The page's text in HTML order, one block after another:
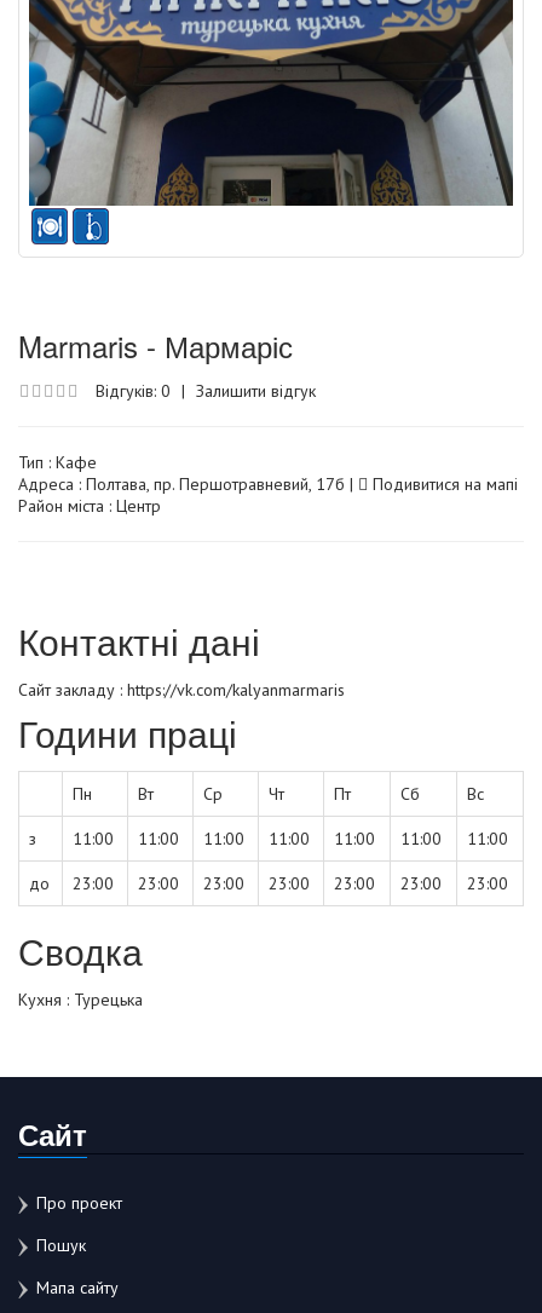
Marmaris - Мармаріс
Відгуків: 0 | Залишити відгук
Тип : Кафе
Адреса : Полтава, пр. Першотравневий, 17б |
Подивитися на мапі
Район міста : Центр
Контактні дані
Сайт закладу : https://vk.com/kalyanmarmaris
Години праці
Пн Вт Ср Чт Пт Сб Вс
з 11:00 11:00 11:00 11:00 11:00 11:00 11:00
до 23:00 23:00 23:00 23:00 23:00 23:00 23:00
Сводка
Кухня : Турецька
Сайт
Про проект
Пошук
Мапа сайту